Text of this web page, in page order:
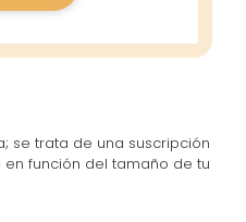
se trata de una suscripción
función del tamaño de tu